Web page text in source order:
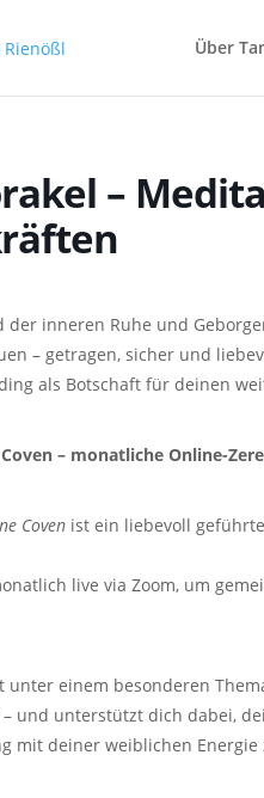
Über
–
der inneren Ruhe und
– getragen, sicher und
als Botschaft für deinen
– monatliche Online-
Coven ist ein liebevoll
live via Zoom, um
unter einem besonderen
und unterstützt dich dabei,
mit deiner weiblichen Energie